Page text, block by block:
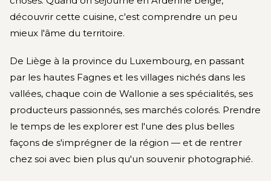
découvrir cette cuisine, c'est comprendre un peu
mieux l'âme du territoire.
De Liège à la province du Luxembourg, en passant
par les hautes Fagnes et les villages nichés dans les
vallées, chaque coin de Wallonie a ses spécialités, ses
producteurs passionnés, ses marchés colorés. Prendre
le temps de les explorer est l'une des plus belles
façons de s'imprégner de la région — et de rentrer
chez soi avec bien plus qu'un souvenir photographié.